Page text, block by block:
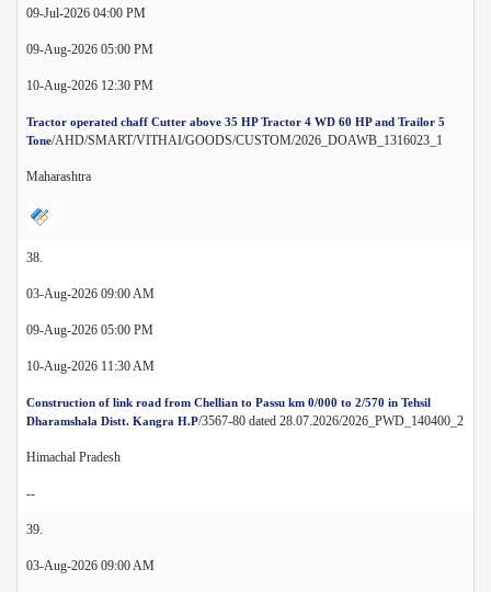
09-Jul-2026 04:00 PM
09-Aug-2026 05:00 PM
10-Aug-2026 12:30 PM
Tractor operated chaff Cutter above 35 HP Tractor 4 WD 60 HP and Trailor 5
Tone/AHD/SMART/VITHAI/GOODS/CUSTOM/2026_DOAWB_1316023_1
Maharashtra
38.
03-Aug-2026 09:00 AM
09-Aug-2026 05:00 PM
10-Aug-2026 11:30 AM
Construction of link road from Chellian to Passu km 0/000 to 2/570 in Tehsil
Dharamshala Distt. Kangra H.P/3567-80 dated 28.07.2026/2026_PWD_140400_2
Himachal Pradesh
--
39.
03-Aug-2026 09:00 AM